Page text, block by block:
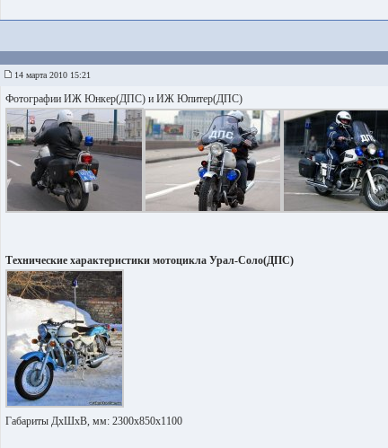
14 марта 2010 15:21
Фотографии ИЖ Юнкер(ДПС) и ИЖ Юпитер(ДПС)
Технические характеристики мотоцикла Урал-Соло(ДПС)
Габариты ДхШхВ, мм: 2300х850х1100